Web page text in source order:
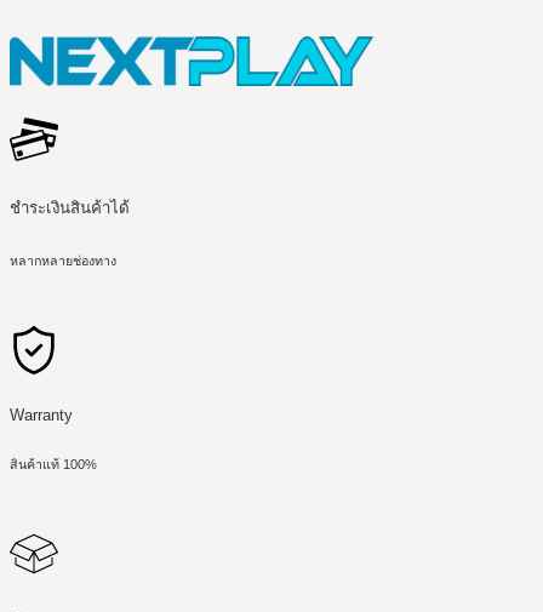
ชำระเงินสินค้าได้
หลากหลายช่องทาง
Warranty
สินค้าแท้ 100%